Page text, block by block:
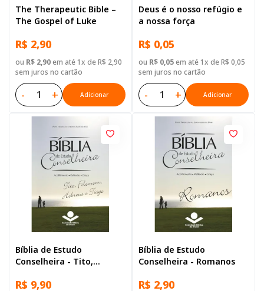
The Therapeutic Bible –
The Gospel of Luke
R$ 2,90
ou R$ 2,90em até 1x de R$ 2,90
sem juros no cartão
- + Adicionar
Deus é o nosso refúgio e
a nossa força
R$ 0,05
ou R$ 0,05em até 1x de R$ 0,05
sem juros no cartão
- + Adicionar
Bíblia de Estudo
Conselheira - Tito,
R$ 9,90
Bíblia de Estudo
Conselheira - Romanos
R$ 2,90